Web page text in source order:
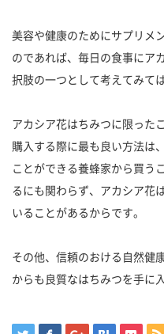
美容や健康のためにサプリメ
のであれば、毎日の食事にア
択肢の一つとして考えてみて
アカシア花はちみつに限った
購入する際に最も良い方法は
ことができる養蜂家から買う
るにも関わらず、アカシア花
いることがあるからです。
その他、信頼のおける自然健
からも良質なはちみつを手に